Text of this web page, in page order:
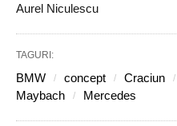
Aurel Niculescu
TAGURI:
BMW concept Craciun
Maybach
Mercedes